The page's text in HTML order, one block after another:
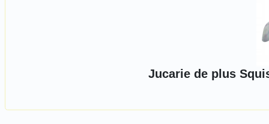
Jucarie de plus